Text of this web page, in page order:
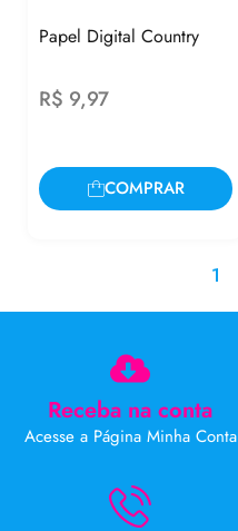
Papel Digital Country
R$ 9,97
COMPRAR
1
Receba na conta
Acesse a Página Minha Conta